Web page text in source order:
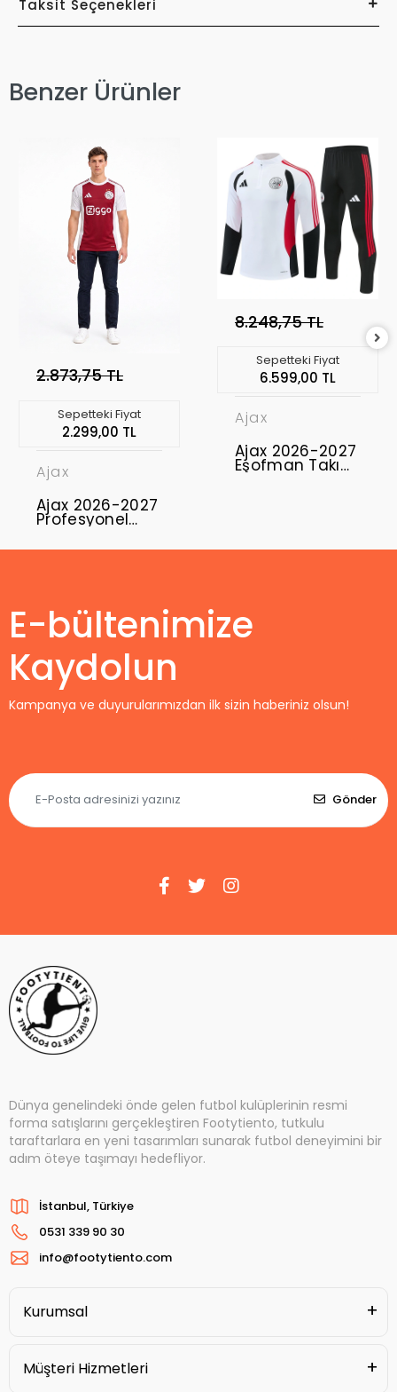
Taksit Seçenekleri
Benzer Ürünler
2.873,75 TL
Sepetteki Fiyat
2.299,00 TL
Ajax
Ajax 2026-2027
Profesyonel
Maç Forması
Home
8.248,75 TL
Sepetteki Fiyat
6.599,00 TL
Ajax
Ajax 2026-2027
Eşofman Takımı
AJX-02
E-bültenimize
Kaydolun
Kampanya ve duyurularımızdan ilk sizin haberiniz olsun!
Gönder
Dünya genelindeki önde gelen futbol kulüplerinin resmi
forma satışlarını gerçekleştiren Footytiento, tutkulu
taraftarlara en yeni tasarımları sunarak futbol deneyimini bir
adım öteye taşımayı hedefliyor.
İstanbul, Türkiye
0531 339 90 30
info@footytiento.com
Kurumsal
Müşteri Hizmetleri